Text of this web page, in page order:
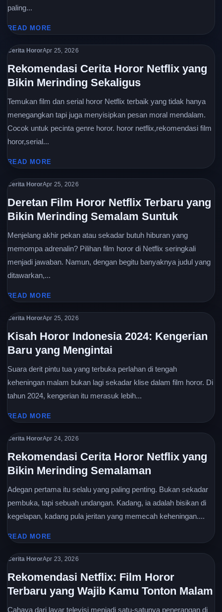
paling...
READ MORE
Cerita HororApr 25, 2026
Rekomendasi Cerita Horor Netflix yang
Bikin Merinding Sekaligus
Temukan film dan serial horor Netflix terbaik yang tidak hanya
menegangkan tapi juga menyisipkan pesan moral mendalam.
Cocok untuk pecinta genre horor. horor netflix,rekomendasi film
horor,serial...
READ MORE
Cerita HororApr 25, 2026
Deretan Film Horor Netflix Terbaru yang
Bikin Merinding Semalam Suntuk
Menjelang akhir pekan atau sekadar butuh hiburan yang
memompa adrenalin? Pilihan film horor di Netflix seringkali
menjadi jawaban. Namun, dengan begitu banyaknya judul yang
ditawarkan,...
READ MORE
Cerita HororApr 25, 2026
Kisah Horor Indonesia 2024: Kengerian
Baru yang Mengintai
Suara derit pintu tua yang terbuka perlahan di tengah
keheningan malam bukan lagi sekadar klise dalam film horor. Di
tahun 2024, kengerian itu merasuk lebih...
READ MORE
Cerita HororApr 24, 2026
Rekomendasi Cerita Horor Netflix yang
Bikin Merinding Semalaman
Adegan pertama itu selalu yang paling penting. Bukan sekadar
pembuka, tapi sebuah undangan. Kadang, ia adalah bisikan di
kegelapan, kadang pula jeritan yang memecah keheningan....
READ MORE
Cerita HororApr 23, 2026
Rekomendasi Netflix: Film Horor
Terbaru yang Wajib Kamu Tonton Malam
Cahaya dari layar televisi menjadi satu-satunya penerangan di